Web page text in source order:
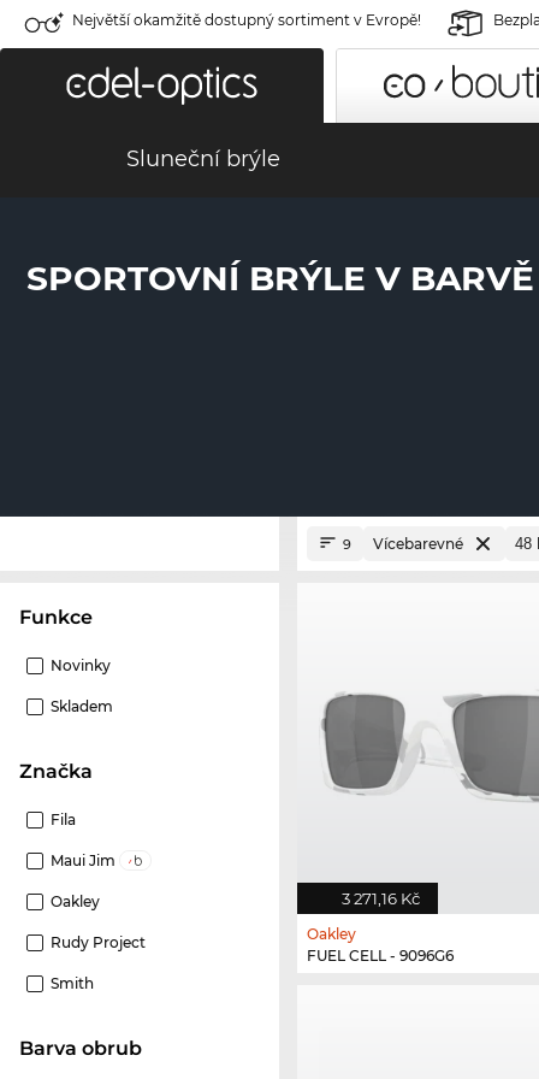
Největší okamžitě dostupný sortiment v Evropě!
Sluneční brýle
SPORTOVNÍ BRÝLE V
Funkce
Novinky
Skladem
Značka
Fila
Maui Jim
Oakley
Rudy Project
Smith
Barva obrub
9 Vícebarevné
3 271,16 Kč
Oakley
FUEL CELL - 9096G6